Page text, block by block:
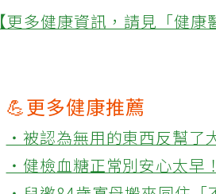
更多健康資訊，請見「健康
💪更多健康推薦
‧被認為無用的東西反幫了
‧健檢血糖正常別安心太早